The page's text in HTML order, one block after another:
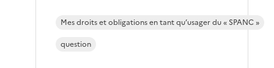
Mes droits et obligations en tant qu’usager du « SPANC »
question